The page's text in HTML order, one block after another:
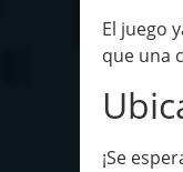
El juego
que una
¡Se